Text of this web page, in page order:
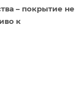
– покрытие не
к